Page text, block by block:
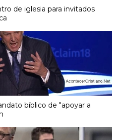
de iglesia para invitados
bíblico de "apoyar a